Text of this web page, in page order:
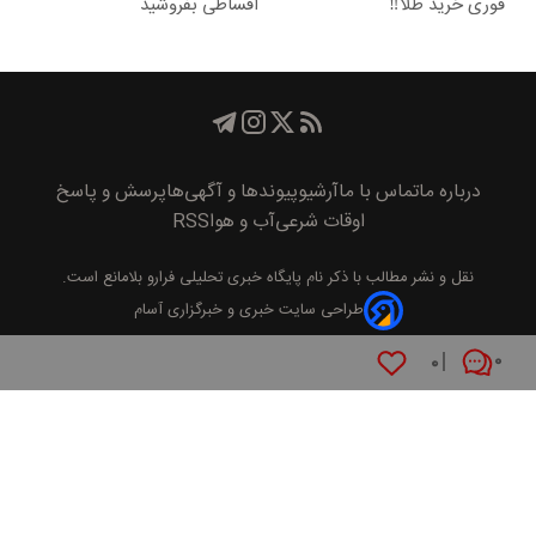
۰ ۰
درباره ماتماس با ماآرشیوپیوند‌ها و آگهی‌هاپرسش و پاسخ
اوقات شرعیآب و هواRSS
نقل و نشر مطالب با ذکر نام پايگاه خبری تحليلی فرارو بلامانع است.
طراحی سایت خبری و خبرگزاری آسام